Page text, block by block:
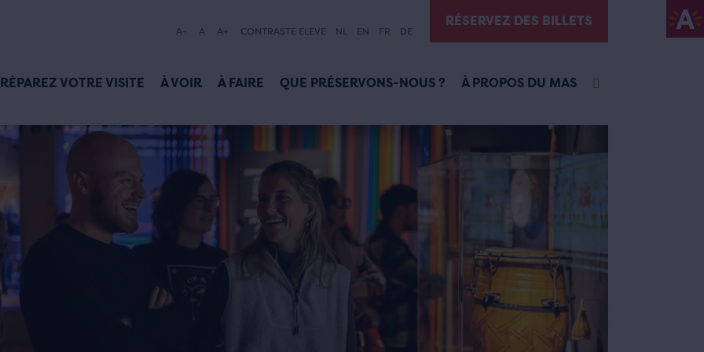
A- A A+ CONTRASTE ÉLEVÉ NL EN FR DE
RÉSERVEZ DES BILLETS
VOTRE VISITE À VOIR À FAIRE QUE PRÉSERVONS-NOUS ? À PROPOS DU MAS